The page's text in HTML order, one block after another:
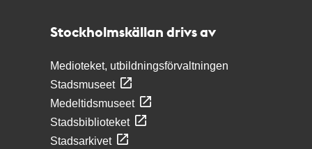
Stockholmskällan drivs av
Medioteket, utbildningsförvaltningen
Stadsmuseet
Medeltidsmuseet
Stadsbiblioteket
Stadsarkivet